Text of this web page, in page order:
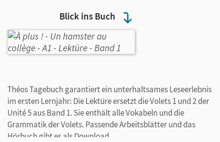
Blick ins Buch
Théos Tagebuch garantiert ein unterhaltsames Leseerlebnis
im ersten Lernjahr: Die Lektüre ersetzt die Volets 1 und 2 der
Unité 5 aus Band 1. Sie enthält alle Vokabeln und die
Grammatik der Volets. Passende Arbeitsblätter und das
Hörbuch gibt es als Download.